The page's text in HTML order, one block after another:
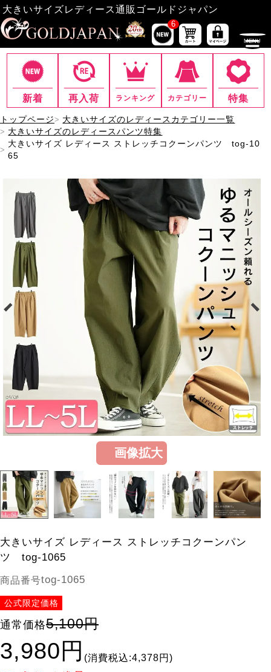
大きいサイズレディース通販ゴールドジャパン
6
新着 再入荷 ランキング カテゴリー 特集
トップページ
大きいサイズのレディースカテゴリー一覧
大きいサイズのレディースパンツ特集
大きいサイズ レディース ストレッチコクーンパンツ tog-10
65
大きいサイズ レディース ストレッチコクーンパン
ツ tog-1065
商品番号tog-1065
公式限定価格
通常価格5,100円
3,980円 (消費税込:4,378円)
画像拡大